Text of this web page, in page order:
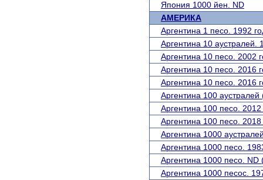
Япония 1000 йен. ND
АМЕРИКА
Аргентина 1 песо. 1992
Аргентина 10 аустралей.
Аргентина 10 песо. 2002
Аргентина 10 песо. 2016
Аргентина 10 песо. 2016
Аргентина 100
Аргентина 100 песо. 2012
Аргентина 100 песо. 2018
Аргентина 1000
Аргентина 1000 песо.
Аргентина 1000 песо. ND
Аргентина 1000 песос.